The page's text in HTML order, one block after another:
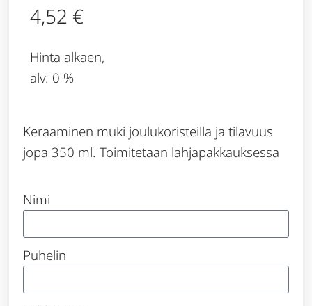
4,52 €
Hinta alkaen,
alv. 0 %
Keraaminen muki joulukoristeilla ja tilavuus
jopa 350 ml. Toimitetaan lahjapakkauksessa
Nimi
Puhelin